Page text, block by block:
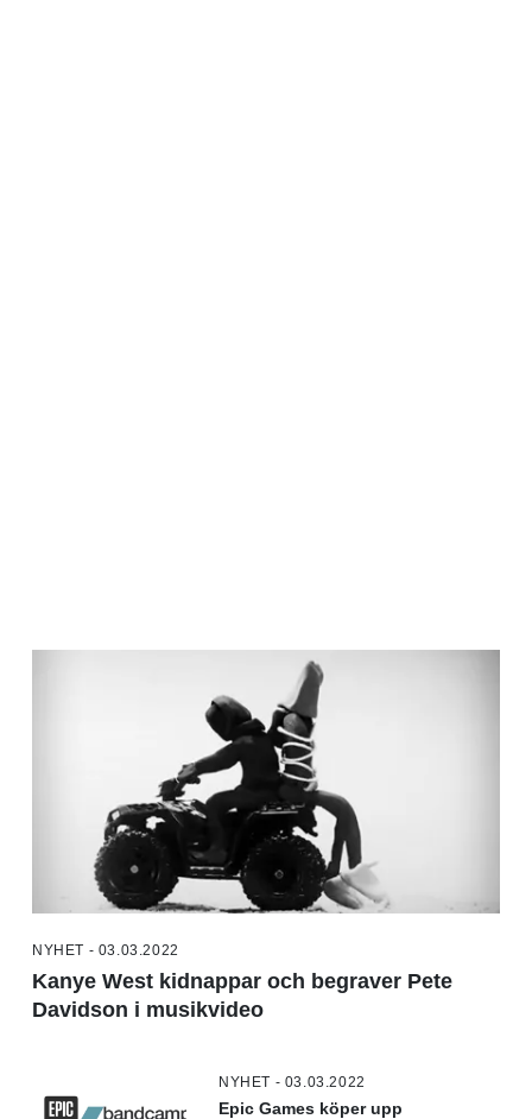
NYHET - 03.03.2022
Kanye West kidnappar och begraver Pete
Davidson i musikvideo
NYHET - 03.03.2022
Epic Games köper upp